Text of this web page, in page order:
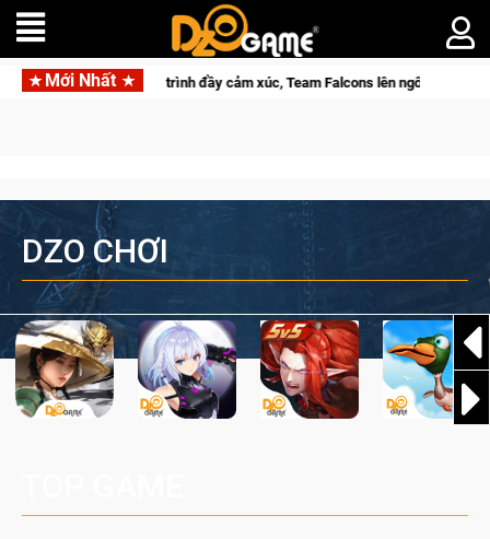
Mới Nhất
cảm xúc, Team Falcons lên ngôi vô địch Trở thành "Đại ca
DZO CHƠI